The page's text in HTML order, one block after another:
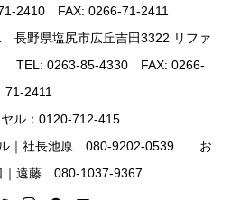
FAX: 0266-71-2411
長野県塩尻市広丘吉田3322 リファ
TEL: 0263-85-4330 FAX: 0266-
71-2411
ル：0120-712-415
ル｜社長池原 080-9202-0539 お
｜遠藤 080-1037-9367